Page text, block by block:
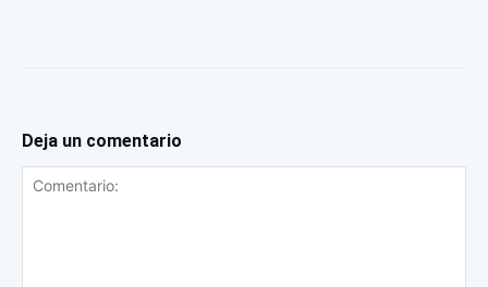
Deja un comentario